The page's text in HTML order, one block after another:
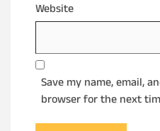
Website
Save my name, email,
browser for the next